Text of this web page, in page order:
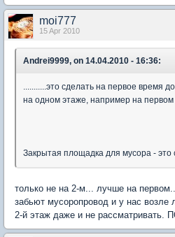
moi777
15 Apr 2010
Andrei9999, on 14.04.2010 - 16:36:
...........это сделать на первое время
на одном этаже, например на первом
Закрытая площадка для мусора - это
только не на 2-м... лучше на первом...
забьют мусоропровод и у нас возле
2-й этаж даже и не